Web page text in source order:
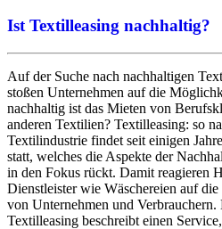
Ist Textilleasing nachhaltig?
Auf der Suche nach nachhaltigen
stoßen Unternehmen auf die
nachhaltig ist das Mieten von
anderen Textilien? Textilleasing: so
Textilindustrie findet seit einigen
statt, welches die Aspekte der
in den Fokus rückt. Damit reagieren
Dienstleister wie Wäschereien auf
von Unternehmen und
Textilleasing beschreibt einen